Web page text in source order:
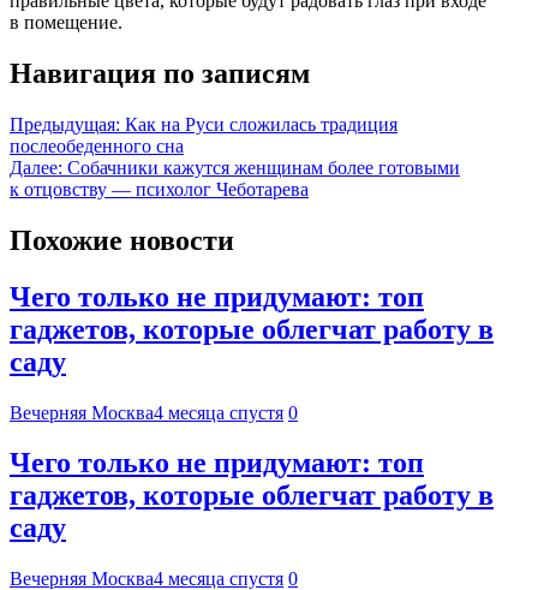
в помещение.
Навигация по записям
Предыдущая: Как на Руси сложилась традиция
послеобеденного сна
Далее: Собачники кажутся женщинам более готовыми
к отцовству — психолог Чеботарева
Похожие новости
Чего только не придумают: топ
гаджетов, которые облегчат работу в
саду
Вечерняя Москва4 месяца спустя 0
Чего только не придумают: топ
гаджетов, которые облегчат работу в
саду
Вечерняя Москва4 месяца спустя 0